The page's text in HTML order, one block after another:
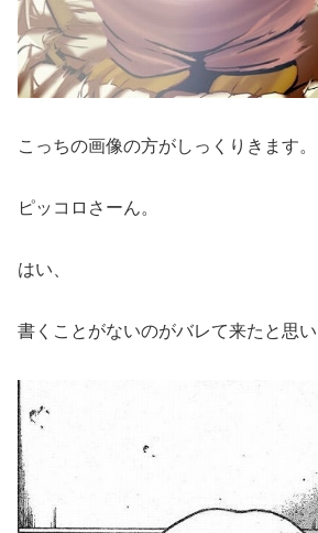
こっちの画像の方がしっくりきます。
ピッコロさーん。
はい、
書くことがないのがバレて来たと思い